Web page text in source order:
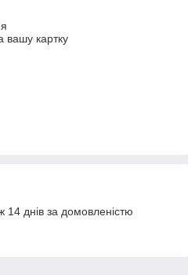
вашу картку
днів за домовленістю